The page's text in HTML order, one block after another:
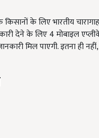
के लिए भारतीय
देने के लिए 4 मोबाइल
मिल पाएगी. इतना ही